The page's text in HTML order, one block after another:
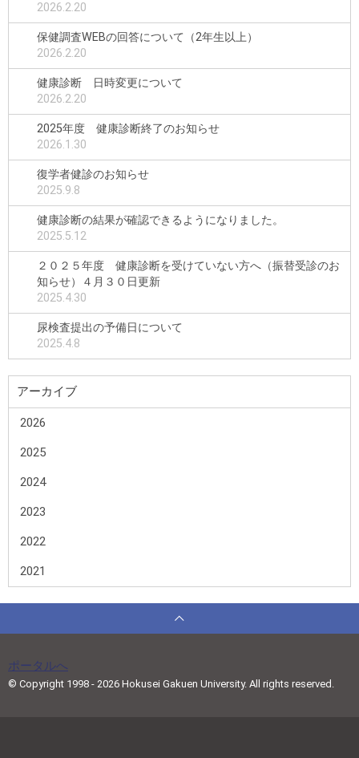
2026.2.20
保健調査WEBの回答について（2年生以上）
2026.2.20
健康診断 日時変更について
2026.2.20
2025年度 健康診断終了のお知らせ
2026.1.30
復学者健診のお知らせ
2025.9.8
健康診断の結果が確認できるようになりました。
2025.5.12
２０２５年度 健康診断を受けていない方へ（振替受診のお
知らせ）４月３０日更新
2025.4.30
尿検査提出の予備日について
2025.4.8
アーカイブ
2026
2025
2024
2023
2022
2021
ポータルへ
© Copyright 1998 - 2026 Hokusei Gakuen University. All rights reserved.